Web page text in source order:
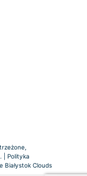
| Polityka
Białystok Clouds